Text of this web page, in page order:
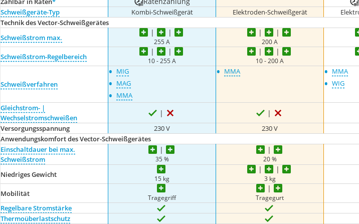
Schweißgeräte-Typ Kombi-Schweißgerät Elektroden-Schweißgerät
Technik des Vector-Schweißgerätes
Schweißstrom max.
255 A 200 A
Schweißstrom-Regelbereich 10 - 255 A 10 - 200 A
Schweißverfahren
• MIG
• MAG
• MMA
• MMA • MMA
• WIG
Gleichstrom- |
Wechselstromschweißen
Versorgungsspannung
230 V 230 V
Anwendungskomfort des Vector-Schweißgerätes
Einschaltdauer bei max.
Schweißstrom
35 % 20 %
Niedriges Gewicht 15 kg 3 kg
Mobilität Tragegriff Tragegurt
Regelbare Stromstärke
Thermoüberlastschutz